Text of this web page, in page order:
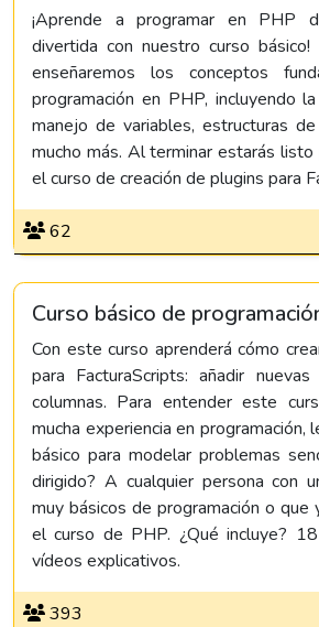
¡Aprende a programar en PHP
divertida con nuestro curso
enseñaremos los conceptos
programación en PHP, incluyendo
manejo de variables, estructuras
mucho más. Al terminar estarás listo
el curso de creación de plugins para
62
Curso básico de
Con este curso aprenderá cómo
para FacturaScripts: añadir
columnas. Para entender este
mucha experiencia en programación,
básico para modelar problemas
dirigido? A cualquier persona con
muy básicos de programación o que
el curso de PHP. ¿Qué incluye?
vídeos explicativos.
393